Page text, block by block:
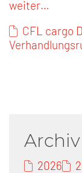
weiter…
CFL cargo
Archiv
2026